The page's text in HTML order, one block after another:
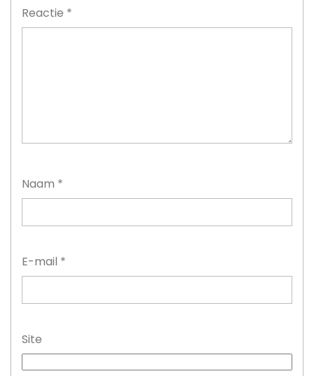
Reactie *
Naam *
E-mail *
Site